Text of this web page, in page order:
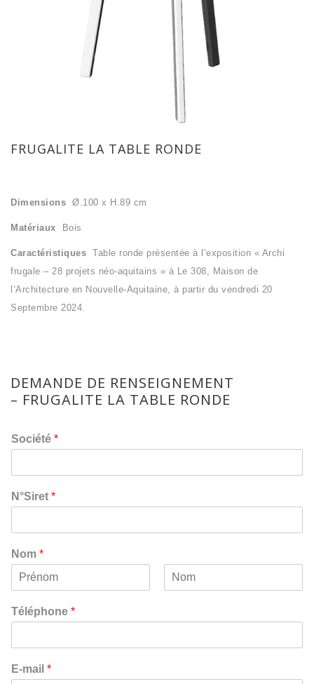
FRUGALITE LA TABLE RONDE
Dimensions Ø.100 x H.89 cm
Matériaux Bois
Caractéristiques Table ronde présentée à l’exposition « Archi
frugale – 28 projets néo-aquitains » à Le 308, Maison de
l’Architecture en Nouvelle-Aquitaine, à partir du vendredi 20
Septembre 2024.
DEMANDE DE RENSEIGNEMENT
– FRUGALITE LA TABLE RONDE
Société *
N°Siret *
Nom *
r
é
m
Téléphone *
E-mail *